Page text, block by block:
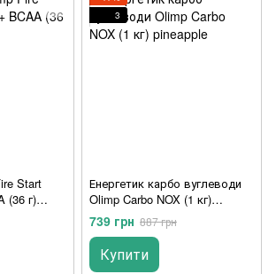
Start
(36 г)
3
Енергетик карбо вуглеводи
Olimp Carbo NOX (1 кг)
pineapple
739 грн 887 грн
Купити